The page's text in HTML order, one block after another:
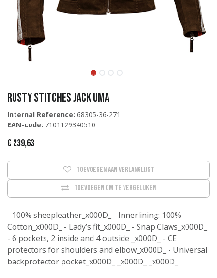
Rusty Stitches Jack Uma
Internal Reference: 68305-36-271
EAN-code: 7101129340510
€ 239,63
Toevoegen om te vergelijken
Toevoegen aan verlanglijst
- 100% sheepleather_x000D_ - Innerlining: 100%
Cotton_x000D_ - Lady’s fit_x000D_ - Snap Claws_x000D_
- 6 pockets, 2 inside and 4 outside _x000D_ - CE
protectors for shoulders and elbow_x000D_ - Universal
backprotector pocket_x000D_ _x000D_ _x000D_